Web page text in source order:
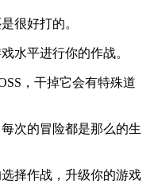
很好打的。
水平进行你的作战。
，干掉它会有特殊道
次的冒险都是那么的生
择作战，升级你的游戏